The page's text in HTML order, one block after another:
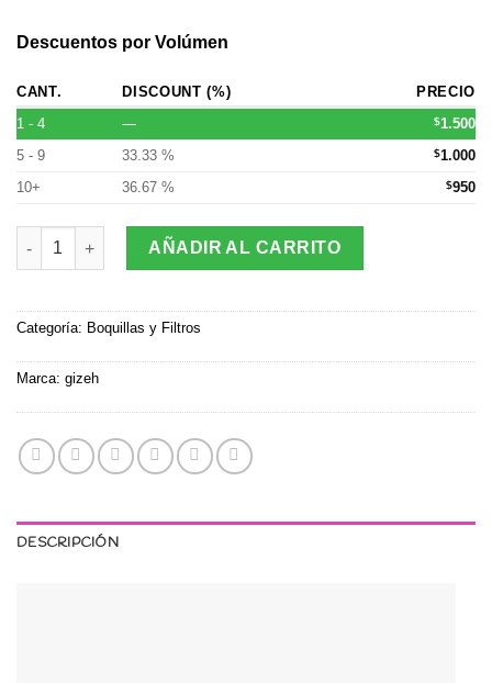
Descuentos por Volúmen
CANT. DISCOUNT (%)
PRECIO
1 - 4
— $1.500
5 - 9
33.33 % $1.000
10+
36.67 % $950
Filtro Slim Gizeh 120 + 30 (Valor Por Mayor $950) cantidad
AÑADIR AL CARRITO
Categoría: Boquillas y Filtros
Marca: gizeh
DESCRIPCIÓN